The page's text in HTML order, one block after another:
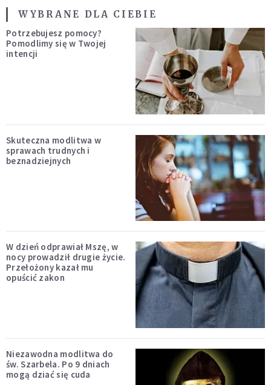
WYBRANE DLA CIEBIE
Potrzebujesz pomocy?
Pomodlimy się w Twojej
intencji
Skuteczna modlitwa w
sprawach trudnych i
beznadziejnych
W dzień odprawiał Mszę, w
nocy prowadził drugie życie.
Przełożony kazał mu
opuścić zakon
Niezawodna modlitwa do
św. Szarbela. Po 9 dniach
mogą dziać się cuda